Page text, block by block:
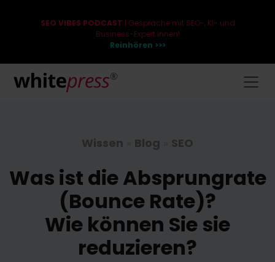
SEO VIBES PODCAST | Gespräche mit SEO-, KI- und
Business-Expert:innen!
Reinhören >>>
Wissen Blog SEO
Was ist die Absprungrate
(Bounce Rate)?
Wie können Sie sie
reduzieren?